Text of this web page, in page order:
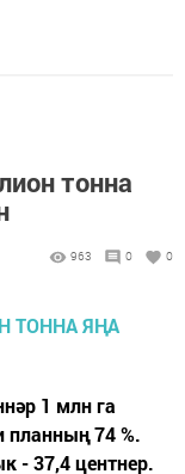
тонна
963 0 0
1 млн га
планның 74 %.
- 37,4 центнер.